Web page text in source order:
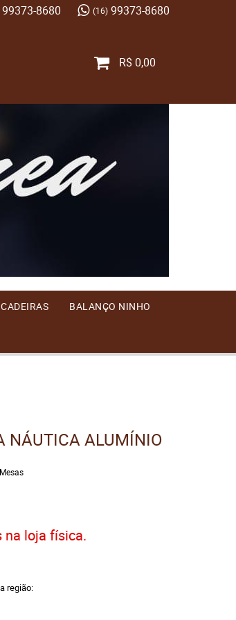
8680 (16)99373-8680
R$ 0,00
CADEIRAS BALANÇO NINHO
NÁUTICA ALUMÍNIO
Mesas
na loja física.
região: